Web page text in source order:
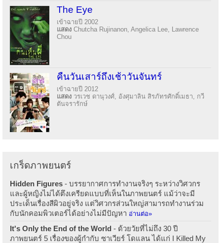
The Eye
เข้าฉายปี 2002
แสดง Chutcha Rujinanon, Angelica Lee, Lawrence
Chou
คืนวันเสาร์ถึงเช้าวันจันทร์
เข้าฉายปี 2012
แสดง วรเวช ดานุวงศ์, อังศุมาลิน สิรภัทรศักดิ์เมธา, กวี
ตันจรารักษ์
เกร็ดภาพยนตร์
Hidden Figures - บรรยากาศการทำงานจริงๆ ระหว่างวิศวกร
และผู้หญิงไม่ได้ตึงเครียดแบบที่เห็นในภาพยนตร์ แม้ว่าจะมี
ประเด็นเรื่องสีผิวอยู่จริง แต่วิศวกรส่วนใหญ่สามารถทำงานร่วม
กับนักคอมพิวเตอร์ได้อย่างไม่มีปัญหา อ่านต่อ»
It's Only the End of the World - ด้วยวัยที่ไม่ถึง 30 ปี
ภาพยนตร์ 5 เรื่องของผู้กำกับ ซาเวียร์ โดแลน ได้แก่ I Killed My